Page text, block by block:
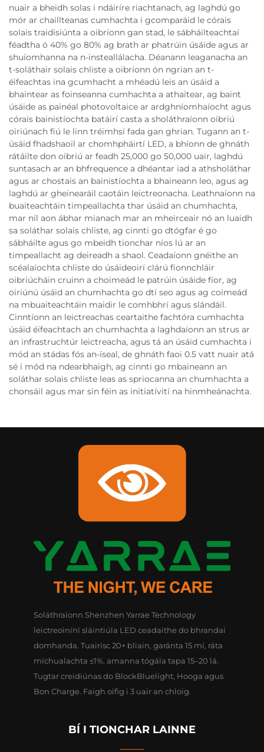
nuair a bheidh solas i ndáiríre riachtanach, ag laghdú go
mór ar chaillteanas cumhachta i gcomparáid le córais
solais traidisiúnta a oibríonn gan stad, le sábháilteachtaí
féadtha ó 40% go 80% ag brath ar phatrúin úsáide agus ar
shuíomhanna na n-insteallálacha. Déanann leaganacha an
t-soláthair solais chliste a oibríonn ón ngrian an t-
éifeachtas ina gcumhacht a mhéadú leis an úsáid a
bhaintear as foinseanna cumhachta a athaitear, ag baint
úsáide as painéal photovoltaice ar ardghníomhaíocht agus
córais bainistíochta batáirí casta a sholáthraíonn oibriú
oiriúnach fiú le linn tréimhsí fada gan ghrian. Tugann an t-
úsáid fhadshaoil ar chomhpháirtí LED, a bhíonn de ghnáth
rátáilte don oibriú ar feadh 25,000 go 50,000 uair, laghdú
suntasach ar an bhfrequence a dhéantar iad a athsholáthar
agus ar chostais an bainistíochta a bhaineann leo, agus ag
laghdú ar gheinearáil caotáin leictreonacha. Leathnaíonn na
buaiteachtáin timpeallachta thar úsáid an chumhachta,
mar níl aon ábhar mianach mar an mheirceair nó an luaidh
sa soláthar solais chliste, ag cinnti go dtógfar é go
sábháilte agus go mbeidh tionchar níos lú ar an
timpeallacht ag deireadh a shaol. Ceadaíonn gnéithe an
scéalaíochta chliste do úsáideoirí clárú fionnchláir
oibriúcháin cruinn a choimeád le patrúin úsáide fíor, ag
oiriúnú úsáid an chumhachta go dtí seo agus ag coimeád
na mbuaiteachtáin maidir le comhbhrí agus slándáil.
Cinntíonn an leictreachas ceartaithe fachtóra cumhachta
úsáid éifeachtach an chumhachta a laghdaíonn an strus ar
an infrastruchtúr leictreacha, agus tá an úsáid cumhachta i
mód an stádas fós an-íseal, de ghnáth faoi 0.5 vatt nuair atá
sé i mód na ndearbhaigh, ag cinnti go mbaineann an
soláthar solais chliste leas as spriocanna an chumhachta a
chonsáil agus mar sin féin as initiatívití na hinmheánachta.
Soláthraíonn Shenzhen Yarrae Technology
leictreoiníní sláintiúla LED ceadaithe do bhrandaí
domhanda. Tuairisc 20+ bliain, garánta 15 mí, ráta
míchualachta ≤1%, amanna tógála tapa 15–20 lá.
Tugtar creidiúnas do BlockBluelight, Hooga agus
Bon Charge. Faigh oifig i 3 uair an chloig.
BÍ I TIONCHAR LAINNE